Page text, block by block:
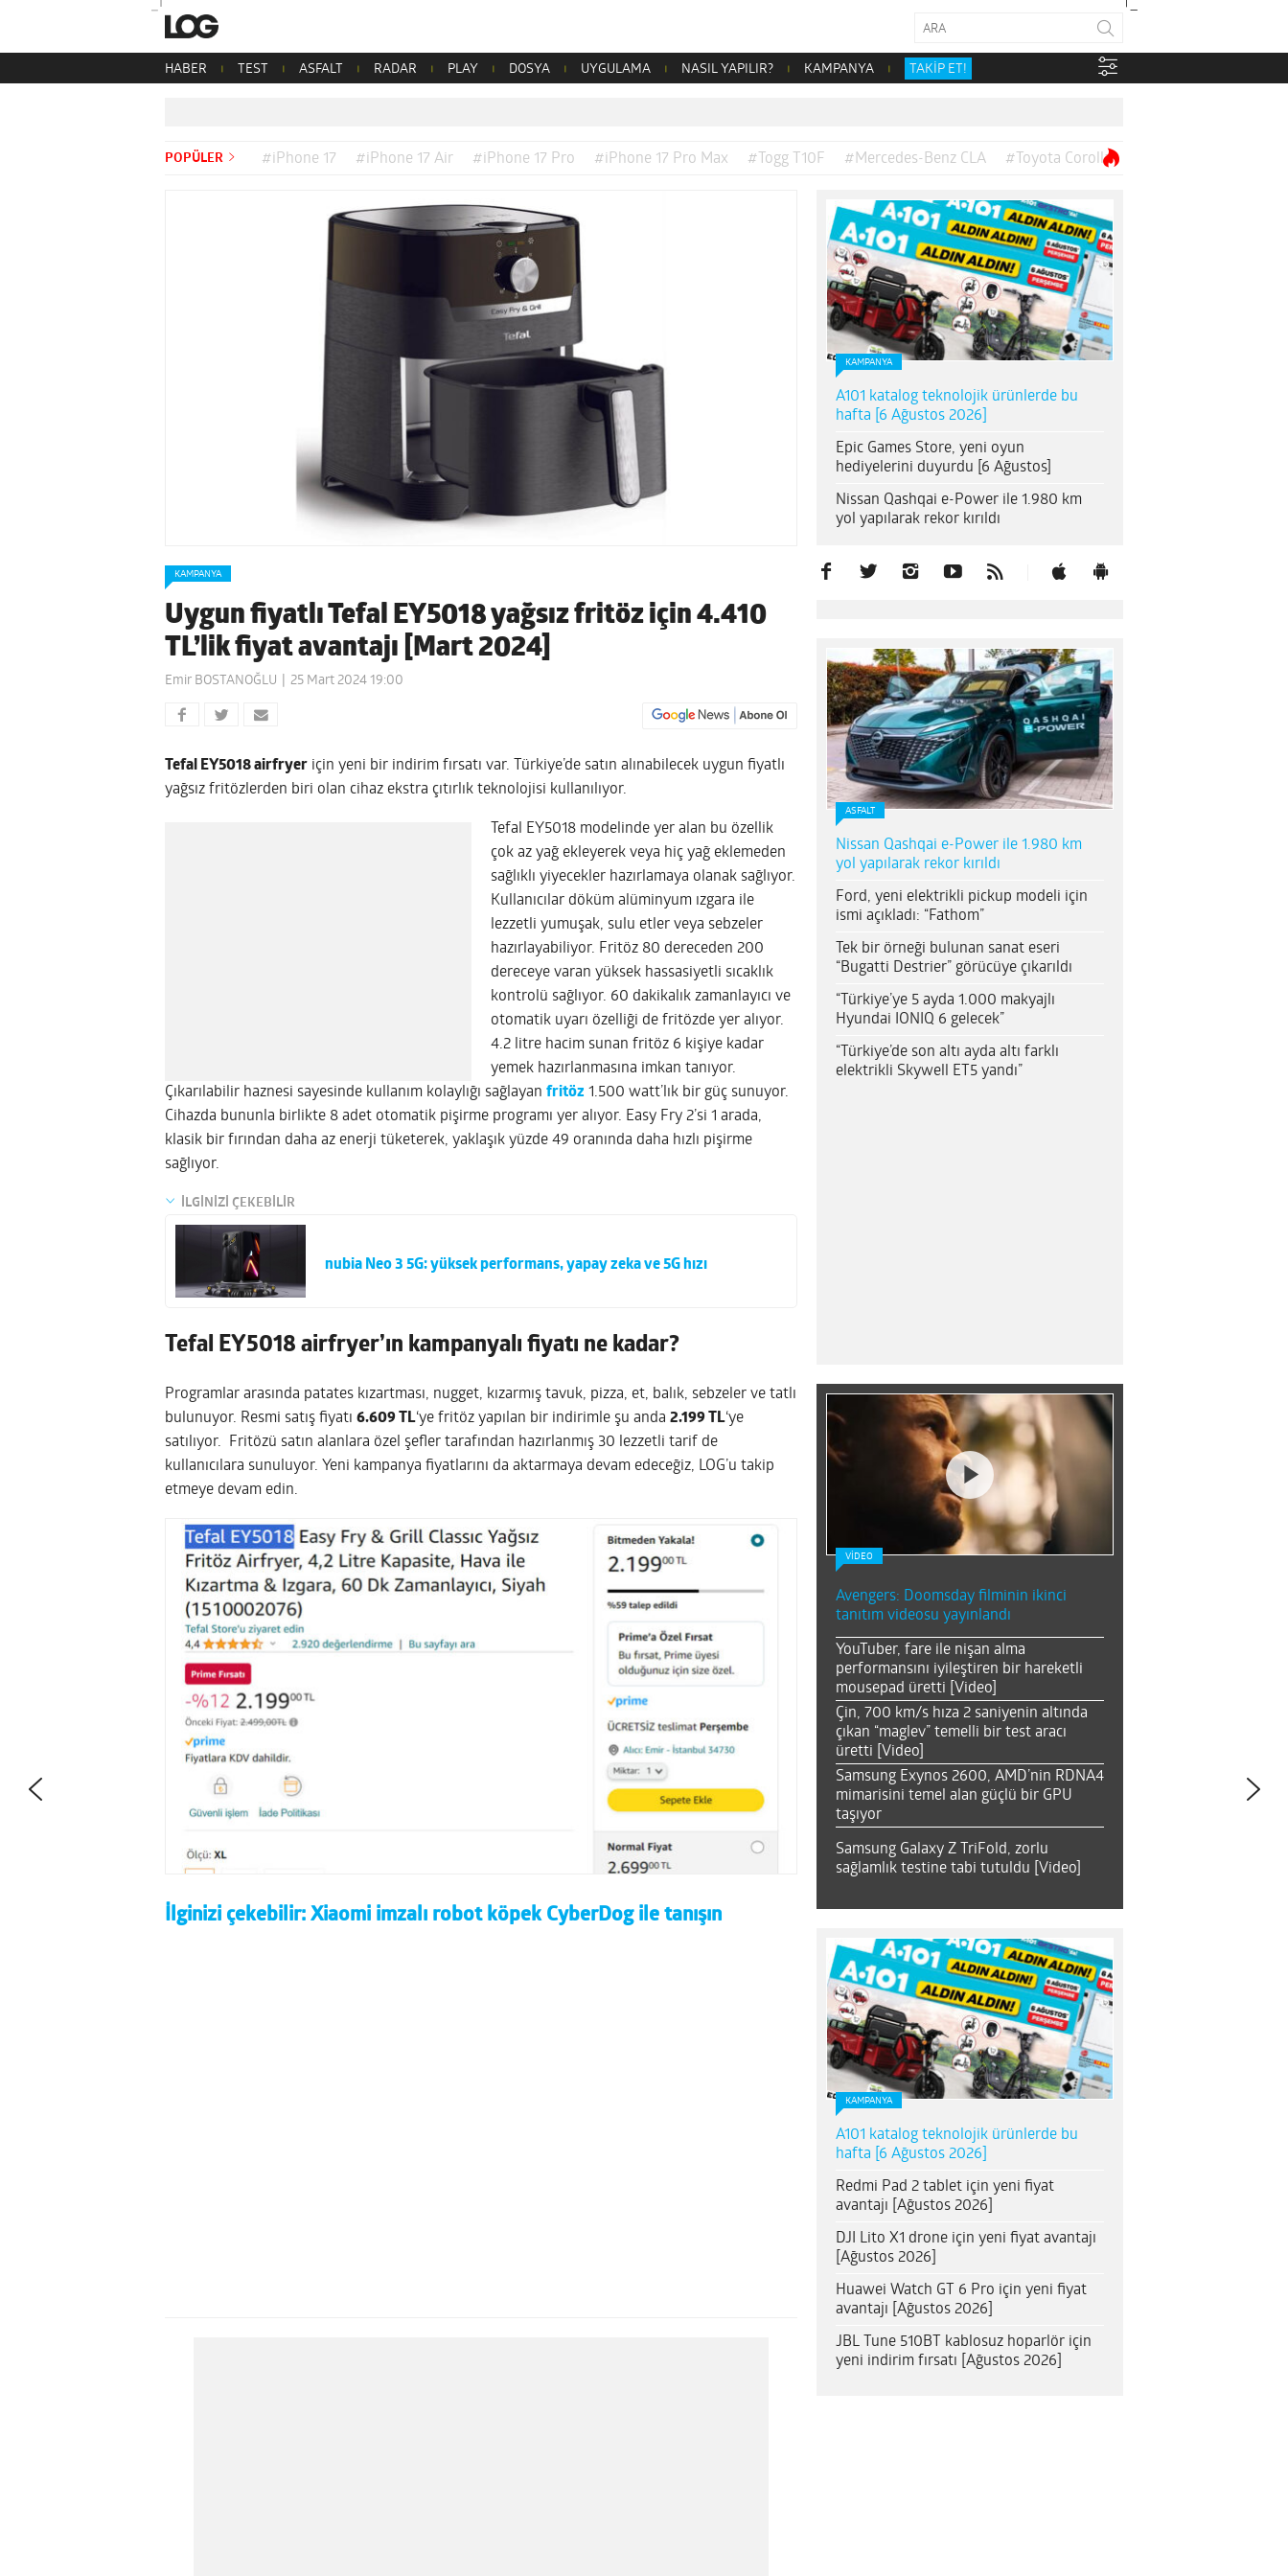
HABER TEST ASFALT RADAR PLAY DOSYA UYGULAMA NASIL YAPILIR? KAMPANYA TAKİP ET!
POPÜLER #iPhone 17 #iPhone 17 Air #iPhone 17 Pro #iPhone 17 Pro Max #Togg T10F #Mercedes-Benz CLA #Toyota Corolla
KAMPANYA
Uygun fiyatlı Tefal EY5018 yağsız fritöz için 4.410
TL’lik fiyat avantajı [Mart 2024]
Emir BOSTANOĞLU 25 Mart 2024 19:00
Tefal EY5018 airfryer için yeni bir indirim fırsatı var. Türkiye’de satın alınabilecek uygun fiyatlı
yağsız fritözlerden biri olan cihaz ekstra çıtırlık teknolojisi kullanılıyor.
Tefal EY5018 modelinde yer alan bu özellik
çok az yağ ekleyerek veya hiç yağ eklemeden
sağlıklı yiyecekler hazırlamaya olanak sağlıyor.
Kullanıcılar döküm alüminyum ızgara ile
lezzetli yumuşak, sulu etler veya sebzeler
hazırlayabiliyor. Fritöz 80 dereceden 200
dereceye varan yüksek hassasiyetli sıcaklık
kontrolü sağlıyor. 60 dakikalık zamanlayıcı ve
otomatik uyarı özelliği de fritözde yer alıyor.
4.2 litre hacim sunan fritöz 6 kişiye kadar
yemek hazırlanmasına imkan tanıyor.
Çıkarılabilir haznesi sayesinde kullanım kolaylığı sağlayan fritöz 1.500 watt’lık bir güç sunuyor.
Cihazda bununla birlikte 8 adet otomatik pişirme programı yer alıyor. Easy Fry 2’si 1 arada,
klasik bir fırından daha az enerji tüketerek, yaklaşık yüzde 49 oranında daha hızlı pişirme
sağlıyor.
İLGİNİZİ ÇEKEBİLİR
nubia Neo 3 5G: yüksek performans, yapay zeka ve 5G hızı
Tefal EY5018 airfryer’ın kampanyalı fiyatı ne kadar?
Programlar arasında patates kızartması, nugget, kızarmış tavuk, pizza, et, balık, sebzeler ve tatlı
bulunuyor. Resmi satış fiyatı 6.609 TL‘ye fritöz yapılan bir indirimle şu anda 2.199 TL‘ye
satılıyor. Fritözü satın alanlara özel şefler tarafından hazırlanmış 30 lezzetli tarif de
kullanıcılara sunuluyor. Yeni kampanya fiyatlarını da aktarmaya devam edeceğiz, LOG’u takip
etmeye devam edin.
İlginizi çekebilir: Xiaomi imzalı robot köpek CyberDog ile tanışın
KAMPANYA
A101 katalog teknolojik ürünlerde bu
hafta [6 Ağustos 2026]
Epic Games Store, yeni oyun
hediyelerini duyurdu [6 Ağustos]
Nissan Qashqai e-Power ile 1.980 km
yol yapılarak rekor kırıldı
ASFALT
Nissan Qashqai e-Power ile 1.980 km
yol yapılarak rekor kırıldı
Ford, yeni elektrikli pickup modeli için
ismi açıkladı: “Fathom”
Tek bir örneği bulunan sanat eseri
“Bugatti Destrier” görücüye çıkarıldı
“Türkiye’ye 5 ayda 1.000 makyajlı
Hyundai IONIQ 6 gelecek”
“Türkiye’de son altı ayda altı farklı
elektrikli Skywell ET5 yandı”
VİDEO
Avengers: Doomsday filminin ikinci
tanıtım videosu yayınlandı
YouTuber, fare ile nişan alma
performansını iyileştiren bir hareketli
mousepad üretti [Video]
Çin, 700 km/s hıza 2 saniyenin altında
çıkan “maglev” temelli bir test aracı
üretti [Video]
Samsung Exynos 2600, AMD’nin RDNA4
mimarisini temel alan güçlü bir GPU
taşıyor
Samsung Galaxy Z TriFold, zorlu
sağlamlık testine tabi tutuldu [Video]
KAMPANYA
A101 katalog teknolojik ürünlerde bu
hafta [6 Ağustos 2026]
Redmi Pad 2 tablet için yeni fiyat
avantajı [Ağustos 2026]
DJI Lito X1 drone için yeni fiyat avantajı
[Ağustos 2026]
Huawei Watch GT 6 Pro için yeni fiyat
avantajı [Ağustos 2026]
JBL Tune 510BT kablosuz hoparlör için
yeni indirim fırsatı [Ağustos 2026]